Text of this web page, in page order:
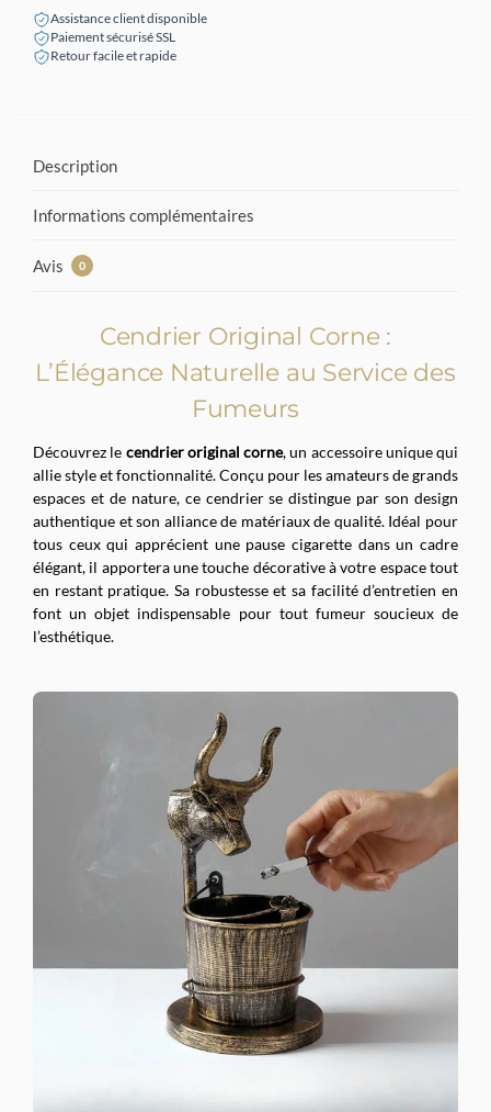
Assistance client disponible
Paiement sécurisé SSL
Retour facile et rapide
Description
Informations complémentaires
Avis 0
Cendrier Original Corne :
L’Élégance Naturelle au Service des
Fumeurs
Découvrez le cendrier original corne, un accessoire unique qui
allie style et fonctionnalité. Conçu pour les amateurs de grands
espaces et de nature, ce cendrier se distingue par son design
authentique et son alliance de matériaux de qualité. Idéal pour
tous ceux qui apprécient une pause cigarette dans un cadre
élégant, il apportera une touche décorative à votre espace tout
en restant pratique. Sa robustesse et sa facilité d’entretien en
font un objet indispensable pour tout fumeur soucieux de
l’esthétique.